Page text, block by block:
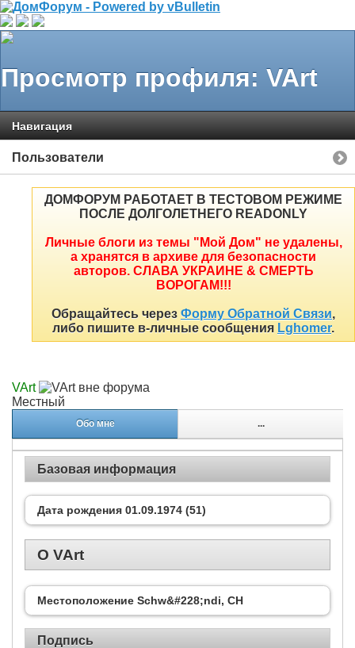
Просмотр профиля: VArt
Навигация
Пользователи
ДОМФОРУМ РАБОТАЕТ В ТЕСТОВОМ РЕЖИМЕ
ПОСЛЕ ДОЛГОЛЕТНЕГО READONLY
Личные блоги из темы "Мой Дом" не удалены,
а хранятся в архиве для безопасности
авторов. СЛАВА УКРАИНЕ & СМЕРТЬ
ВОРОГАМ!!!
Обращайтесь через Форму Обратной Связи,
либо пишите в-личные сообщения Lghomer.
VArt
Местный
Обо мне ...
Базовая информация
Дата рождения 01.09.1974 (51)
О VArt
Местоположение Schw&#228;ndi, CH
Подпись